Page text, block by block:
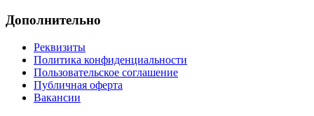
Дополнительно
Реквизиты
Политика конфиденциальности
Пользовательское соглашение
Публичная оферта
Вакансии